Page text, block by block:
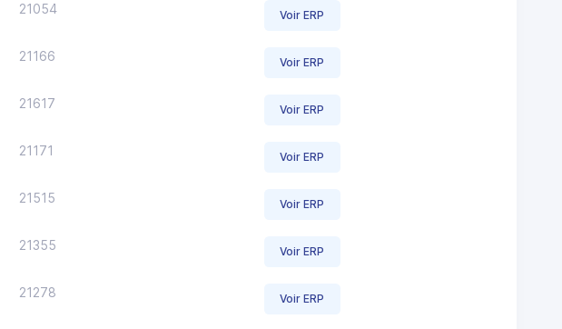
21054 Voir ERP
21166 Voir ERP
21617 Voir ERP
21171 Voir ERP
21515 Voir ERP
21355 Voir ERP
21278 Voir ERP